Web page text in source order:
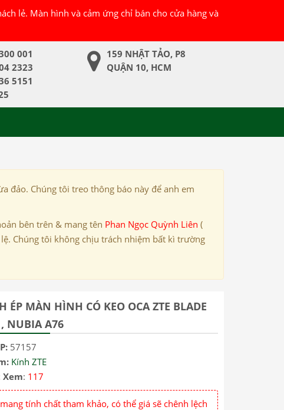
lẻ. Màn hình và cảm ứng chỉ bán cho cửa hàng và
001
2323
5151
159 NHẬT TẢO, P8
QUẬN 10, HCM
đảo. Chúng tôi treo thông báo này để anh em
bên trên & mang tên Phan Ngọc Quỳnh Liên (
Chúng tôi không chịu trách nhiệm bất kì trường
ÉP MÀN HÌNH CÓ KEO OCA ZTE BLADE
NUBIA A76
57157
Kính ZTE
: 117
tính chất tham khảo, có thể giá sẽ chênh lệch